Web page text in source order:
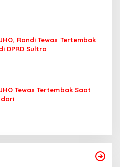
Randi Tewas Tertembak
DPRD Sultra
Tewas Tertembak Saat